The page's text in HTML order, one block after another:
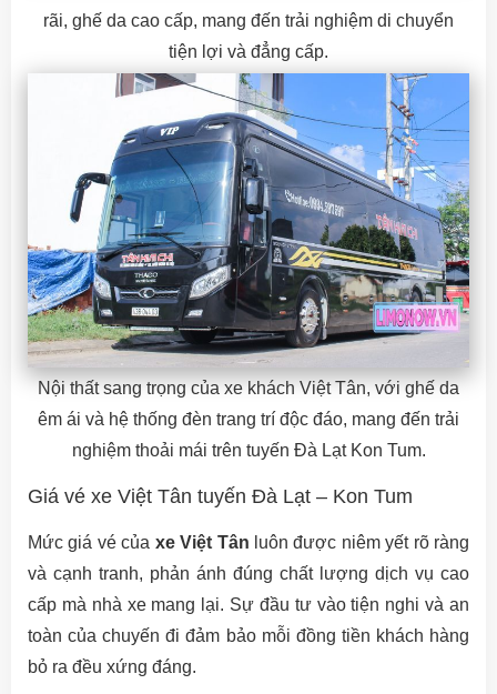
rãi, ghế da cao cấp, mang đến trải nghiệm di chuyển
tiện lợi và đẳng cấp.
Nội thất sang trọng của xe khách Việt Tân, với ghế da
êm ái và hệ thống đèn trang trí độc đáo, mang đến trải
nghiệm thoải mái trên tuyến Đà Lạt Kon Tum.
Giá vé xe Việt Tân tuyến Đà Lạt – Kon Tum
Mức giá vé của xe Việt Tân luôn được niêm yết rõ ràng
và cạnh tranh, phản ánh đúng chất lượng dịch vụ cao
cấp mà nhà xe mang lại. Sự đầu tư vào tiện nghi và an
toàn của chuyến đi đảm bảo mỗi đồng tiền khách hàng
bỏ ra đều xứng đáng.